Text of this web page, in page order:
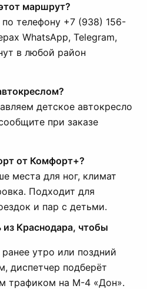
маршрут?
телефону +7 (938) 156-
WhatsApp, Telegram,
в любой район
детское автокресло
при заказе
от Комфорт+?
места для ног, климат
Подходит для
и пар с детьми.
Краснодара, чтобы
утро или поздний
диспетчер подберёт
трафиком на М-4 «Дон».